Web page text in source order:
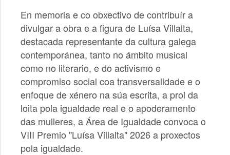
En memoria e co obxectivo de contribuír a
divulgar a obra e a figura de Luísa Villalta,
destacada representante da cultura galega
contemporánea, tanto no ámbito musical
como no literario, e do activismo e
compromiso social coa transversalidade e o
enfoque de xénero na súa escrita, a prol da
loita pola igualdade real e o apoderamento
das mulleres, a Área de Igualdade convoca o
VIII Premio "Luísa Villalta" 2026 a proxectos
pola igualdade.